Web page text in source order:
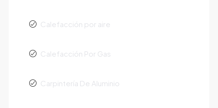
Calefacción por aire
Calefacción Por Gas
Carpintería De Aluminio